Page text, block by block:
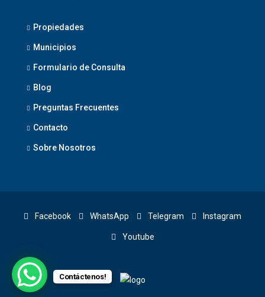
Propiedades
Municipios
Formulario de Consulta
Blog
Preguntas Frecuentes
Contacto
Sobre Nosotros
Facebook WhatsApp Telegram Instagram
Youtube
Contáctenos!